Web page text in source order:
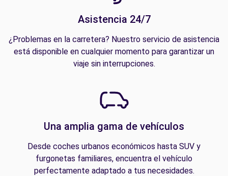
Asistencia 24/7
¿Problemas en la carretera? Nuestro servicio de asistencia
está disponible en cualquier momento para garantizar un
viaje sin interrupciones.
Una amplia gama de vehículos
Desde coches urbanos económicos hasta SUV y
furgonetas familiares, encuentra el vehículo
perfectamente adaptado a tus necesidades.